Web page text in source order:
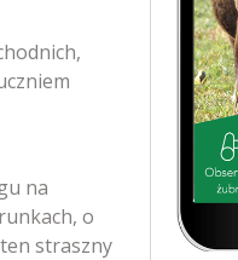
na
o
straszny